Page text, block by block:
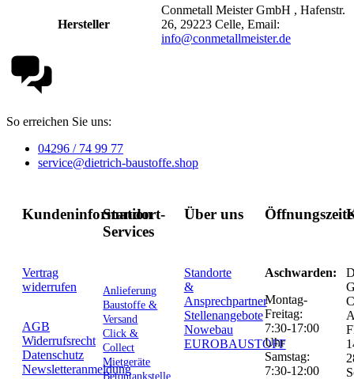
Hersteller
Conmetall Meister GmbH , Hafenstr.
26, 29223 Celle, Email:
info@conmetallmeister.de
So erreichen Sie uns:
04296 / 74 99 77
service@dietrich-baustoffe.shop
Kundeninformation
Vertrag
widerrufen
AGB
Widerrufsrecht
Datenschutz
Newsletteranmeldung
Standort-
Services
Anlieferung
Baustoffe &
Versand
Click &
Collect
Mietgeräte
Betontankstelle
Über uns
Standorte
&
Ansprechpartner
Stellenangebote
Nowebau
EUROBAUSTOFF
Aschwarden:
Montag-
Freitag:
7:30-17:00
Uhr
Samstag:
7:30-12:00